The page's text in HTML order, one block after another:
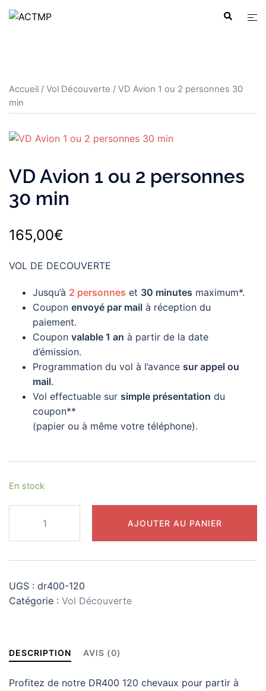
Aller
au
Accueil / Vol Découverte / VD Avion 1 ou 2 personnes 30
min
VD Avion 1 ou 2 personnes
30 min
165,00€
VOL DE DECOUVERTE
Jusqu’à 2 personnes et 30 minutes maximum*.
Coupon envoyé par mail à réception du
paiement.
Coupon valable 1 an à partir de la date
d’émission.
Programmation du vol à l’avance sur appel ou
mail.
Vol effectuable sur simple présentation du
coupon**
(papier ou à même votre téléphone).
En stock
VD
ou
2
AJOUTER AU PANIER
UGS : dr400-120
Catégorie : Vol Découverte
DESCRIPTION AVIS (0)
Profitez de notre DR400 120 chevaux pour partir à